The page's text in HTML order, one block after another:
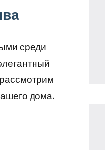
среди
дома.